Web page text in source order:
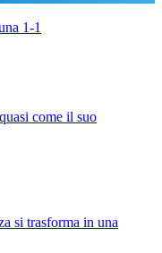
1-1
come il suo
si trasforma in una